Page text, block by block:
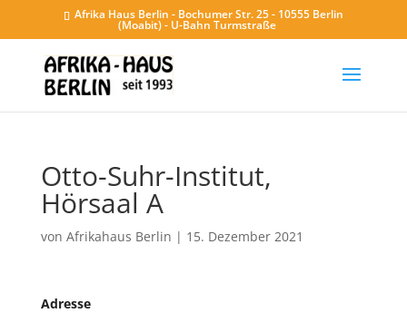
Afrika Haus Berlin - Bochumer Str. 25 - 10555 Berlin
(Moabit) - U-Bahn Turmstraße
Otto-Suhr-Institut,
Hörsaal A
von Afrikahaus Berlin | 15. Dezember 2021
Adresse